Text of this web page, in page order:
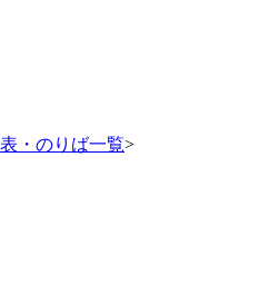
・のりば一覧>